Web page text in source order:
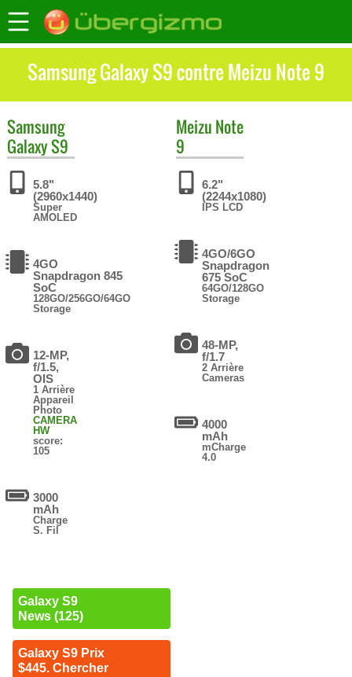
Samsung Galaxy S9 contre Meizu Note 9
Samsung
Galaxy S9
5.8"
(2960x1440)
Super
AMOLED
4GO
Snapdragon 845
SoC
128GO/256GO/64GO
Storage
12-MP,
f/1.5,
OIS
1 Arrière
Appareil
Photo
CAMERA
HW
score:
105
3000
mAh
Charge
S. Fil
Galaxy S9
News (125)
Galaxy S9 Prix
$445. Chercher
Meizu Note
9
6.2"
(2244x1080)
IPS LCD
4GO/6GO
Snapdragon
675 SoC
64GO/128GO
Storage
48-MP,
f/1.7
2 Arrière
Cameras
4000
mAh
mCharge
4.0